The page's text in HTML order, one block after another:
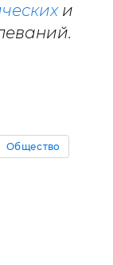
и
Общество